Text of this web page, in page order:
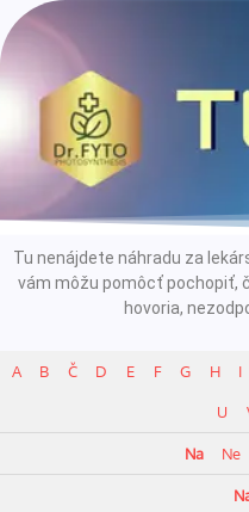
Tu nenájdete náhradu za
vám môžu pomôcť pochopiť,
hovoria,
A B Č D E F G H I
U
Na Ne